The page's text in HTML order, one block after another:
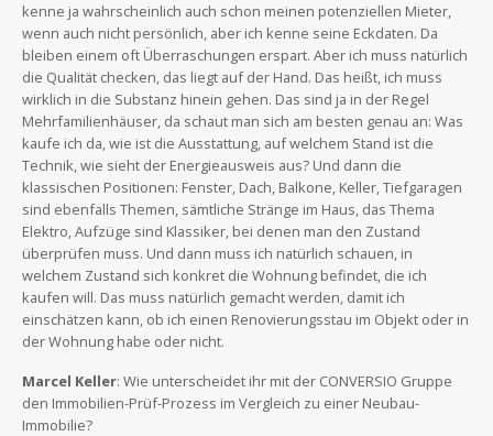
kenne ja wahrscheinlich auch schon meinen potenziellen Mieter,
wenn auch nicht persönlich, aber ich kenne seine Eckdaten. Da
bleiben einem oft Überraschungen erspart. Aber ich muss natürlich
die Qualität checken, das liegt auf der Hand. Das heißt, ich muss
wirklich in die Substanz hinein gehen. Das sind ja in der Regel
Mehrfamilienhäuser, da schaut man sich am besten genau an: Was
kaufe ich da, wie ist die Ausstattung, auf welchem Stand ist die
Technik, wie sieht der Energieausweis aus? Und dann die
klassischen Positionen: Fenster, Dach, Balkone, Keller, Tiefgaragen
sind ebenfalls Themen, sämtliche Stränge im Haus, das Thema
Elektro, Aufzüge sind Klassiker, bei denen man den Zustand
überprüfen muss. Und dann muss ich natürlich schauen, in
welchem Zustand sich konkret die Wohnung befindet, die ich
kaufen will. Das muss natürlich gemacht werden, damit ich
einschätzen kann, ob ich einen Renovierungsstau im Objekt oder in
der Wohnung habe oder nicht.
Marcel Keller: Wie unterscheidet ihr mit der CONVERSIO Gruppe
den Immobilien-Prüf-Prozess im Vergleich zu einer Neubau-
Immobilie?